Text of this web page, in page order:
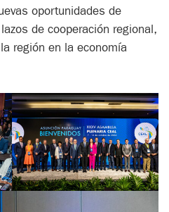
oportunidades de
de cooperación regional,
región en la economía